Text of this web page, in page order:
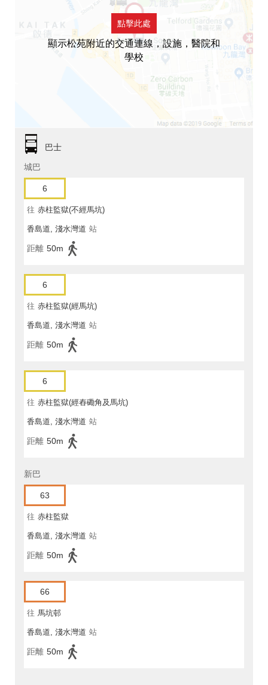
點擊此處
顯示松苑附近的交通連線，設施，醫院和
學校
巴士
城巴
6
往 赤柱監獄(不經馬坑)
香島道, 淺水灣道 站
距離 50m
6
往 赤柱監獄(經馬坑)
香島道, 淺水灣道 站
距離 50m
6
往 赤柱監獄(經舂磡角及馬坑)
香島道, 淺水灣道 站
距離 50m
新巴
63
往 赤柱監獄
香島道, 淺水灣道 站
距離 50m
66
往 馬坑邨
香島道, 淺水灣道 站
距離 50m